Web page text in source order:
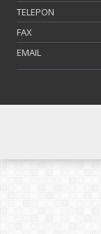
TELEPON
FAX
EMAIL